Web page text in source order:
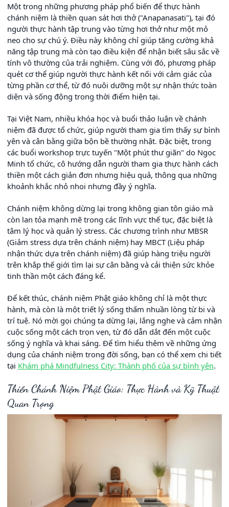
Một trong những phương pháp phổ biến để thực hành
chánh niệm là thiền quan sát hơi thở ("Anapanasati"), tại đó
người thực hành tập trung vào từng hơi thở như một mỏ
neo cho sự chú ý. Điều này không chỉ giúp tăng cường khả
năng tập trung mà còn tạo điều kiện để nhận biết sâu sắc về
tính vô thường của trải nghiệm. Cùng với đó, phương pháp
quét cơ thể giúp người thực hành kết nối với cảm giác của
từng phần cơ thể, từ đó nuôi dưỡng một sự nhận thức toàn
diện và sống động trong thời điểm hiện tại.
Tại Việt Nam, nhiều khóa học và buổi thảo luận về chánh
niệm đã được tổ chức, giúp người tham gia tìm thấy sự bình
yên và cân bằng giữa bộn bề thường nhật. Đặc biệt, trong
các buổi workshop trực tuyến "Một phút thư giãn" do Ngọc
Minh tổ chức, cô hướng dẫn người tham gia thực hành cách
thiền một cách giản đơn nhưng hiệu quả, thông qua những
khoảnh khắc nhỏ nhoi nhưng đầy ý nghĩa.
Chánh niệm không dừng lại trong không gian tôn giáo mà
còn lan tỏa mạnh mẽ trong các lĩnh vực thế tục, đặc biệt là
tâm lý học và quản lý stress. Các chương trình như MBSR
(Giảm stress dựa trên chánh niệm) hay MBCT (Liệu pháp
nhận thức dựa trên chánh niệm) đã giúp hàng triệu người
trên khắp thế giới tìm lại sự cân bằng và cải thiện sức khỏe
tinh thần một cách đáng kể.
Để kết thúc, chánh niệm Phật giáo không chỉ là một thực
hành, mà còn là một triết lý sống thấm nhuần lòng từ bi và
trí tuệ. Nó mời gọi chúng ta dừng lại, lắng nghe và cảm nhận
cuộc sống một cách trọn vẹn, từ đó dẫn dắt đến một cuộc
sống ý nghĩa và khai sáng. Để tìm hiểu thêm về những ứng
dụng của chánh niệm trong đời sống, bạn có thể xem chi tiết
tại Khám phá Mindfulness City: Thành phố của sự bình yên.
Thiền Chánh Niệm Phật Giáo: Thực Hành và Kỹ Thuật
Quan Trọng